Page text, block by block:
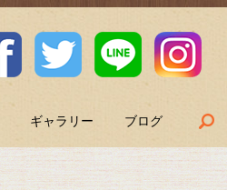
ギャラリー ブログ